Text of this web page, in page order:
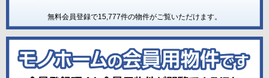
無料会員登録で15,777件の物件がご覧いただけます。